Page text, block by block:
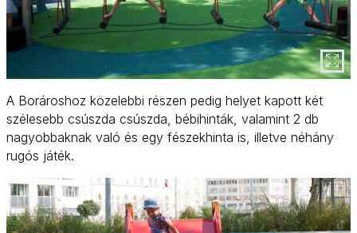
A Borároshoz közelebbi részen pedig helyet kapott két
szélesebb csúszda csúszda, bébihinták, valamint 2 db
nagyobbaknak való és egy fészekhinta is, illetve néhány
rugós játék.